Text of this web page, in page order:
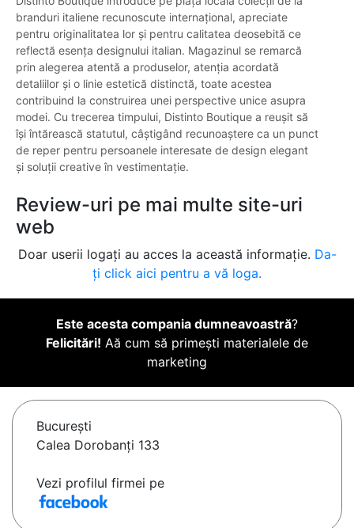
branduri italiene recunoscute internațional, apreciate
pentru originalitatea lor și pentru calitatea deosebită ce
reflectă esența designului italian. Magazinul se remarcă
prin alegerea atentă a produselor, atenția acordată
detaliilor și o linie estetică distinctă, toate acestea
contribuind la construirea unei perspective unice asupra
modei. Cu trecerea timpului, Distinto Boutique a reușit să
își întărească statutul, câștigând recunoaștere ca un punct
de reper pentru persoanele interesate de design elegant
și soluții creative în vestimentație.
Review-uri pe mai multe site-uri
web
Doar userii logați au acces la această informație. Da-
ți click aici pentru a vă loga.
Este acesta compania dumneavoastră?
Felicitări! Aă cum să primești materialele de
marketing
Bucureşti
Calea Dorobanți 133
Vezi profilul firmei pe